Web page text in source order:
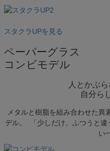
スタクラUPを見る
ペーパーグラス
コンビモデル
人とかぶ
自分ら
メタルと樹脂を組み合わせた異
デル。 「少しだけ、ふつうと
い